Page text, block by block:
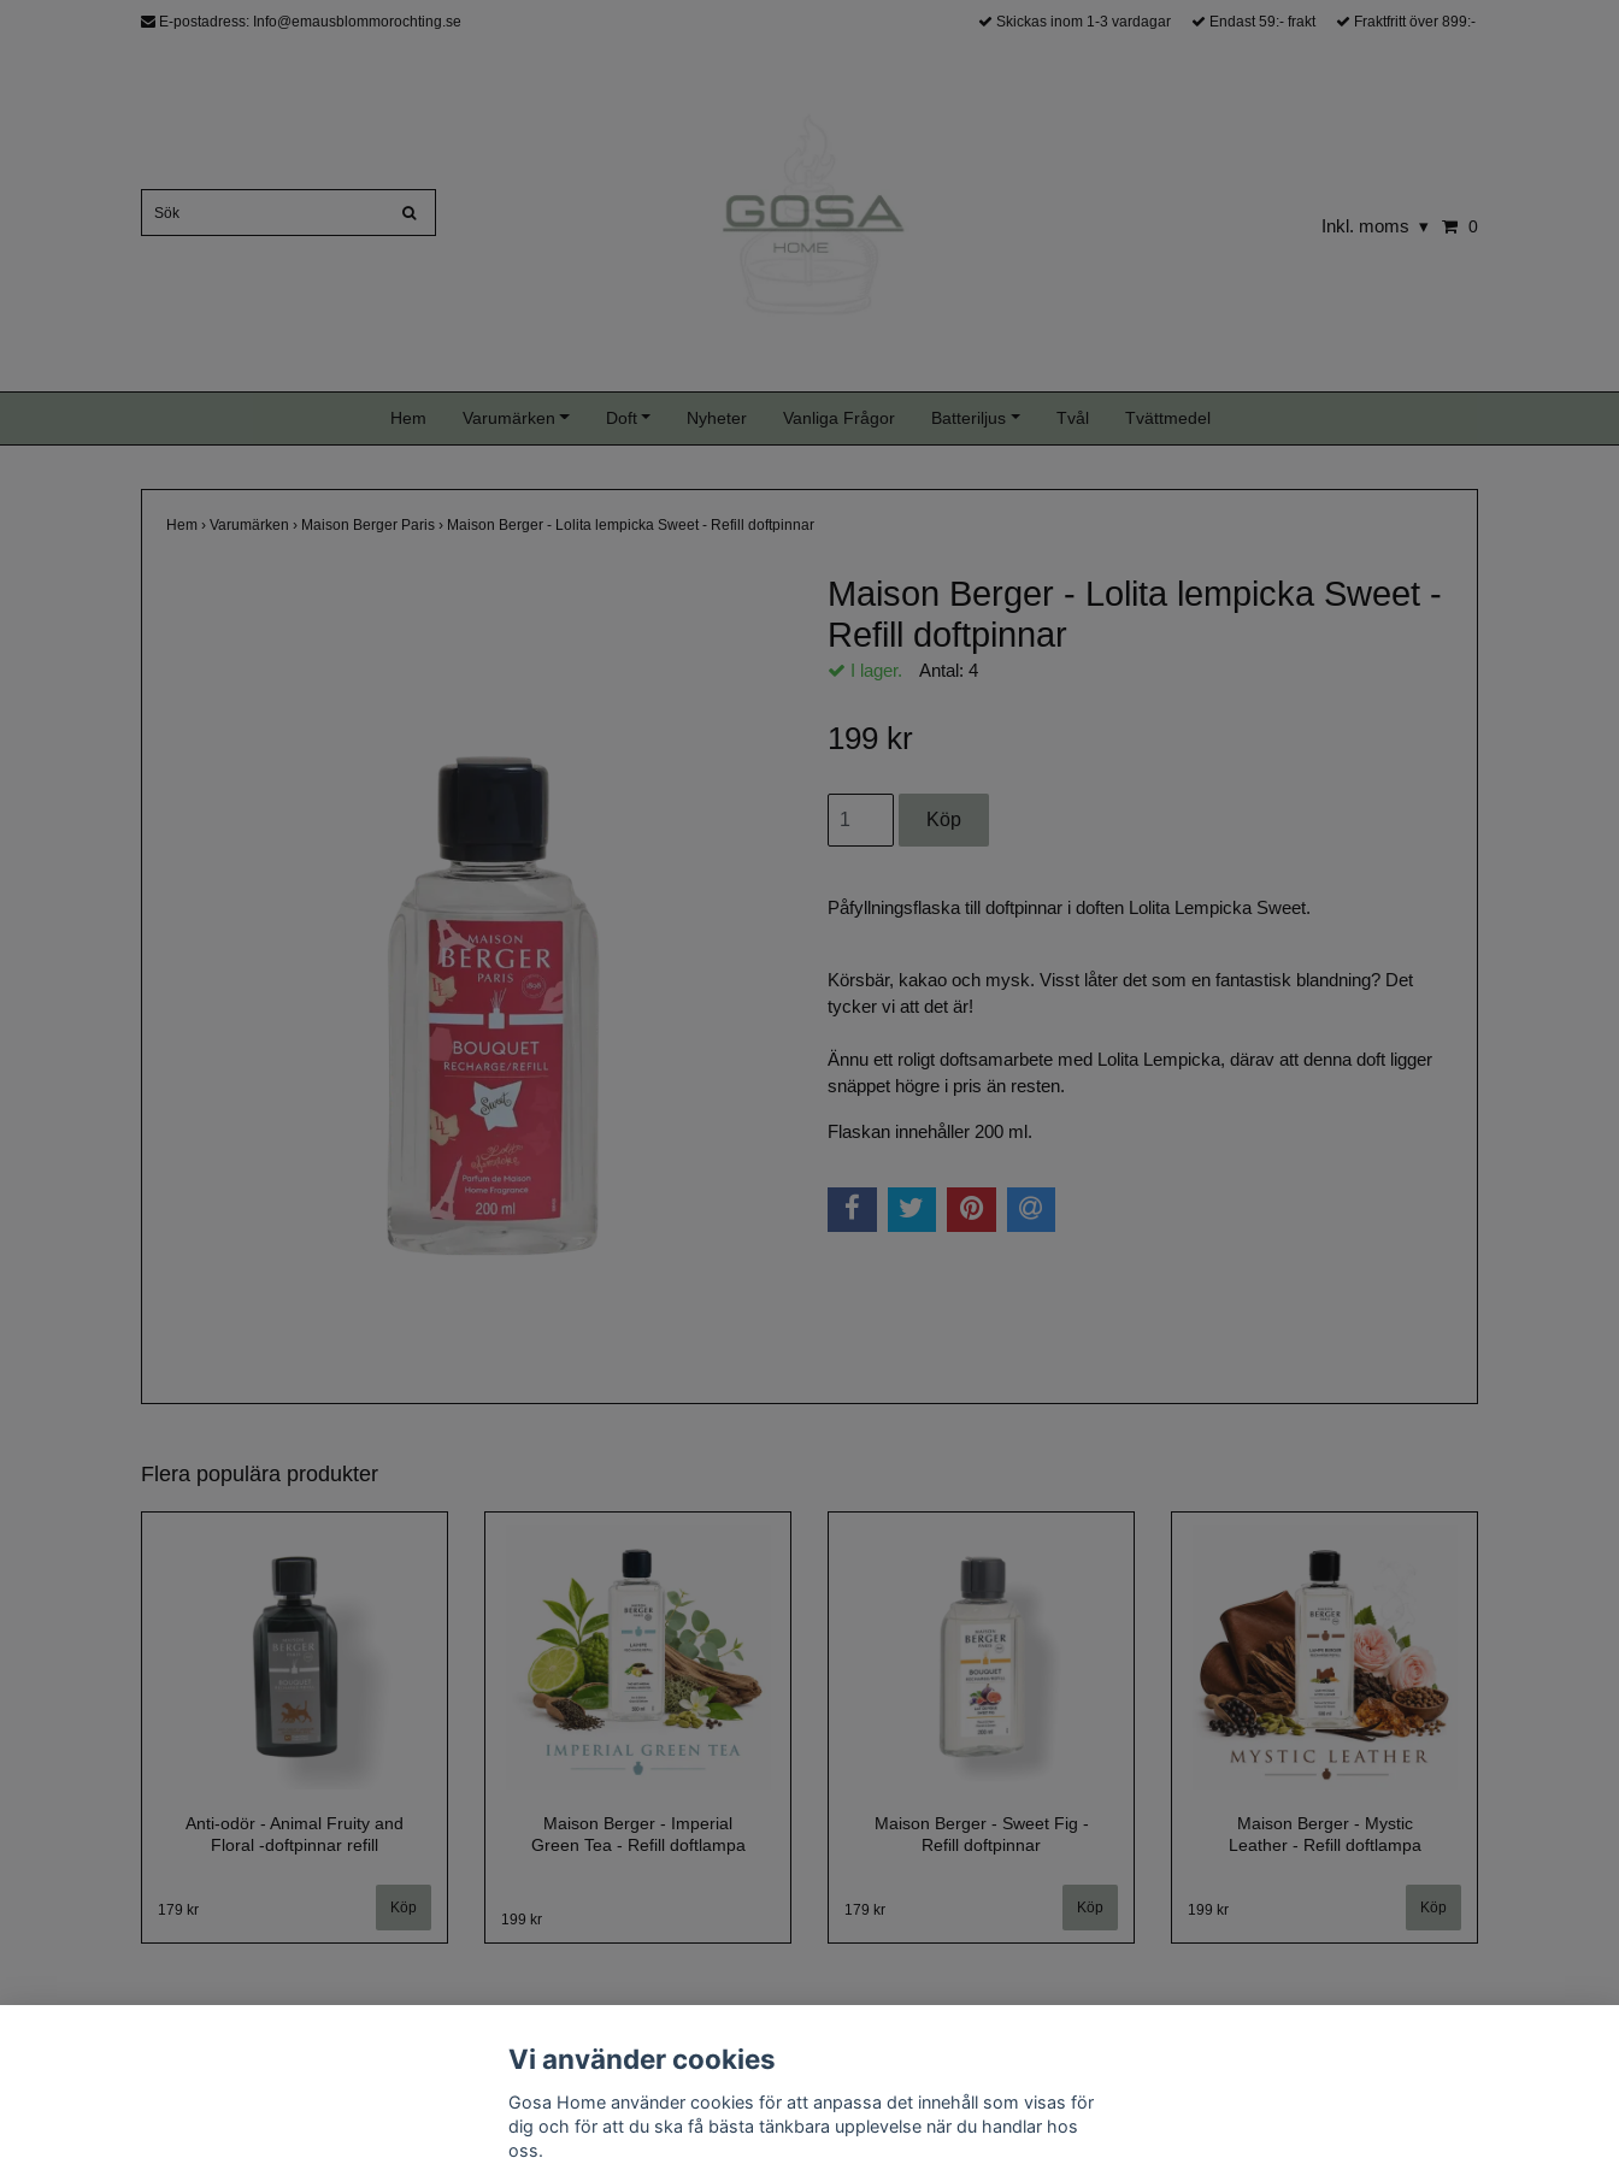
E-postadress: Info@emausblommorochting.se Skickas inom 1-3 vardagar Endast 59:- frakt Fraktfritt över 899:-
Inkl. moms ▾ 0
Hem Varumärken Doft Nyheter Vanliga Frågor Batteriljus Tvål Tvättmedel
Hem › Varumärken › Maison Berger Paris › Maison Berger - Lolita lempicka Sweet - Refill doftpinnar
Maison Berger - Lolita lempicka Sweet -
Refill doftpinnar
I lager. Antal: 4
199 kr
Påfyllningsflaska till doftpinnar i doften Lolita Lempicka Sweet.
Körsbär, kakao och mysk. Visst låter det som en fantastisk blandning? Det
tycker vi att det är!
Ännu ett roligt doftsamarbete med Lolita Lempicka, därav att denna doft ligger
snäppet högre i pris än resten.
Flaskan innehåller 200 ml.
Flera populära produkter
Anti-odör - Animal Fruity and
Floral -doftpinnar refill
179 kr
Maison Berger - Imperial
Green Tea - Refill doftlampa
199 kr
Maison Berger - Sweet Fig -
Refill doftpinnar
179 kr
Maison Berger - Mystic
Leather - Refill doftlampa
199 kr Köp
Om oss Kontakt Köpvillkor Cookie policy Doftguide
Vi använder cookies
Gosa Home använder cookies för att anpassa det innehåll som visas för
dig och för att du ska få bästa tänkbara upplevelse när du handlar hos
oss.